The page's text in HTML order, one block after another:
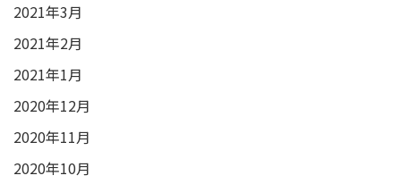
2021年3月
2021年2月
2021年1月
2020年12月
2020年11月
2020年10月